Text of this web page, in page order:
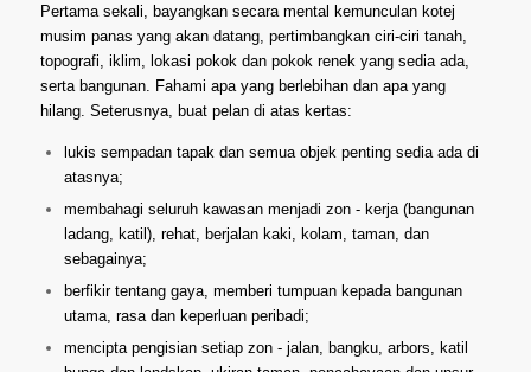
Pertama sekali, bayangkan secara mental kemunculan kotej
musim panas yang akan datang, pertimbangkan ciri-ciri tanah,
topografi, iklim, lokasi pokok dan pokok renek yang sedia ada,
serta bangunan. Fahami apa yang berlebihan dan apa yang
hilang. Seterusnya, buat pelan di atas kertas:
lukis sempadan tapak dan semua objek penting sedia ada di
atasnya;
membahagi seluruh kawasan menjadi zon - kerja (bangunan
ladang, katil), rehat, berjalan kaki, kolam, taman, dan
sebagainya;
berfikir tentang gaya, memberi tumpuan kepada bangunan
utama, rasa dan keperluan peribadi;
mencipta pengisian setiap zon - jalan, bangku, arbors, katil